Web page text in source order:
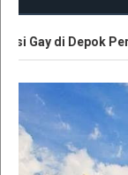
Depok Pernah